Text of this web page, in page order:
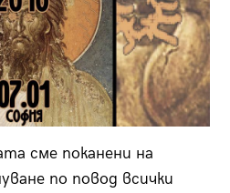
сме поканени на
по повод всички